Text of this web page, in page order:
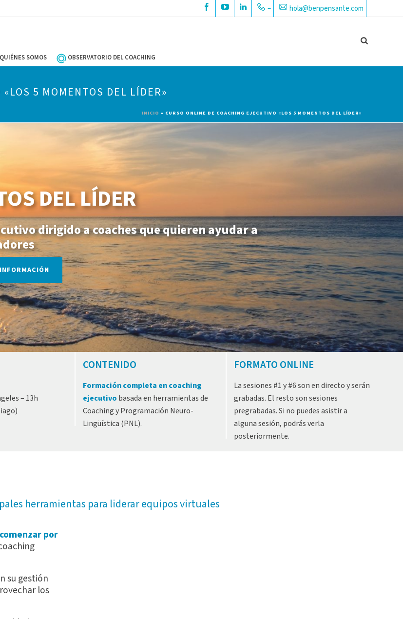
hola@benpensante.com
–
QUIÉNES SOMOS OBSERVATORIO DEL COACHING
5 MOMENTOS DEL LÍDER»
INICIO » CURSO ONLINE DE COACHING EJECUTIVO «LOS 5 MOMENTOS DEL LÍDER»
DEL LÍDER
dirigido a coaches que quieren ayudar a
– 13h
CONTENIDO
Formación completa en coaching
ejecutivo basada en herramientas de
Coaching y Programación Neuro-
Lingüística (PNL).
FORMATO ONLINE
La sesiones #1 y #6 son en directo y serán
grabadas. El resto son sesiones
pregrabadas. Si no puedes asistir a
alguna sesión, podrás verla
posteriormente.
herramientas para liderar equipos virtuales
por
su gestión
los